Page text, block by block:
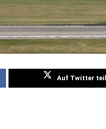
Auf Twitter